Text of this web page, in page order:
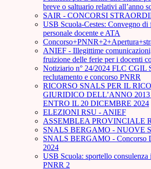
breve o saltuario relativi all’anno
SAIR - CONCORSI
USB Scuola-Cestes: Convegno di
personale docente e ATA
ANIEF - Illegittime
fruizione delle ferie per i docenti
Notiziario n° 24/2024 FLC CGIL
reclutamento e concorso PNRR
RICORSO SNALS PER IL
GIURIDICO DELL’ANNO
ENTRO IL 20 DICEMBRE 2024
ELEZIONI RSU - ANIEF
ASSEMBLEA PROVINCIALE
SNALS BERGAMO - NUOVE
SNALS BERGAMO - Concorso
2024
USB Scuola: sportello
PNRR 2